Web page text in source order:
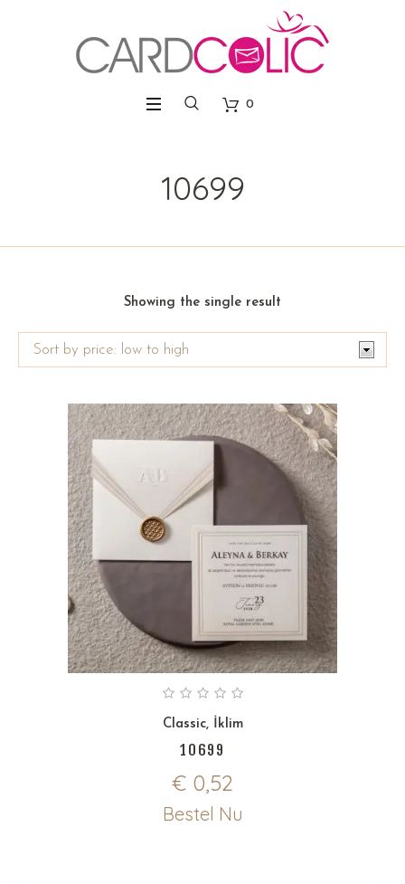
0
10699
Showing the single result
Classic, İklim
10699
€ 0,52
Bestel Nu